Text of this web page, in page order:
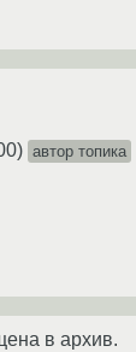
) автор топика
в архив.